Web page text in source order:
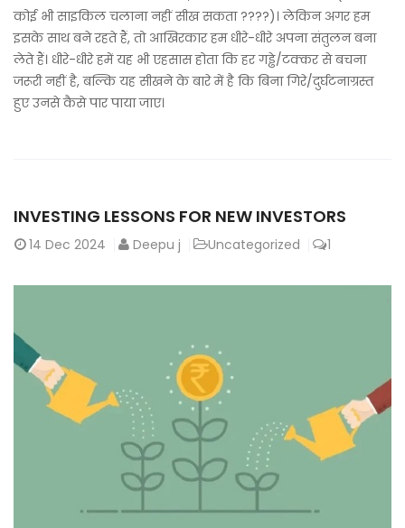
कोई भी साइकिल चलाना नहीं सीख सकता ????)। लेकिन अगर हम
इसके साथ बने रहते हैं, तो आखिरकार हम धीरे-धीरे अपना संतुलन बना
लेते हैं। धीरे-धीरे हमें यह भी एहसास होता कि हर गड्ढे/टक्कर से बचना
जरूरी नहीं है, बल्कि यह सीखने के बारे में है कि बिना गिरे/दुर्घटनाग्रस्त
हुए उनसे कैसे पार पाया जाए।
INVESTING LESSONS FOR NEW INVESTORS
14 Dec 2024 Deepu j Uncategorized 1